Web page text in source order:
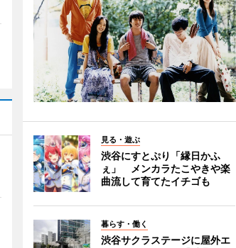
見る・遊ぶ
渋谷にすとぷり「縁日かふ
ぇ」 メンカラたこやきや楽
曲流して育てたイチゴも
暮らす・働く
渋谷サクラステージに屋外エ